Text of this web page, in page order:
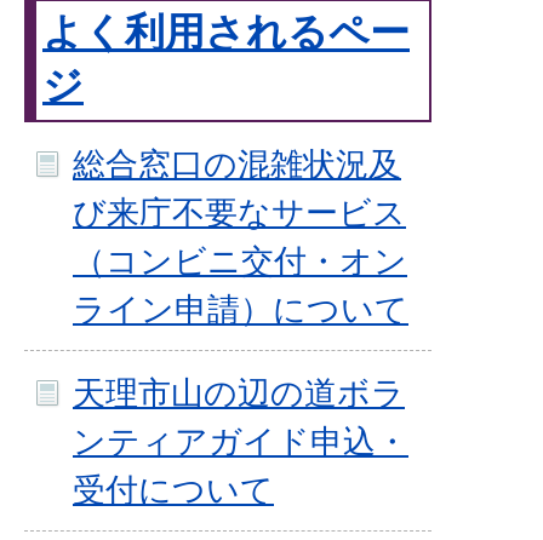
よく利用されるペー
ジ
総合窓口の混雑状況及
び来庁不要なサービス
（コンビニ交付・オン
ライン申請）について
天理市山の辺の道ボラ
ンティアガイド申込・
受付について